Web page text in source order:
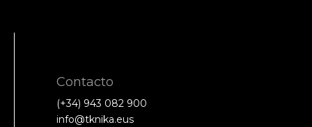
Contacto
(+34) 943 082 900
info@tknika.eus